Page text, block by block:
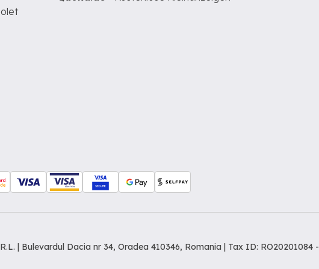
| Bulevardul Dacia nr 34, Oradea 410346, Romania | Tax ID: RO20201084 -